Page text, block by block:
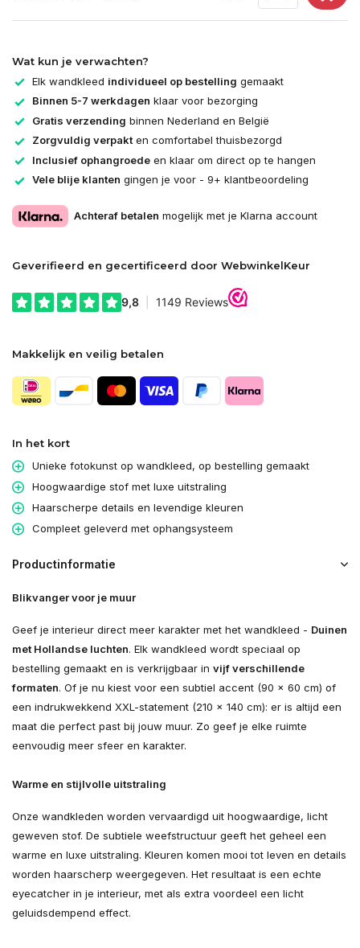
Wat kun je verwachten?
Elk wandkleed individueel op bestelling gemaakt
Binnen 5-7 werkdagen klaar voor bezorging
Gratis verzending binnen Nederland en België
Zorgvuldig verpakten comfortabel thuisbezorgd
Inclusief ophangroede en klaar om direct op te hangen
Vele blije klanten gingen je voor - 9+ klantbeoordeling
Achteraf betalen mogelijk met je Klarna account
Geverifieerd en gecertificeerd door WebwinkelKeur
Makkelijk en veilig betalen
In het kort
Unieke fotokunst op wandkleed, op bestelling gemaakt
Hoogwaardige stof met luxe uitstraling
Haarscherpe details en levendige kleuren
Compleet geleverd met ophangsysteem
Productinformatie
Blikvanger voor je muur
Geef je interieur direct meer karakter met het wandkleed - Duinen
met Hollandse luchten. Elk wandkleed wordt speciaal op
bestelling gemaakt en is verkrijgbaar in vijf verschillende
formaten. Of je nu kiest voor een subtiel accent (90 × 60 cm) of
een indrukwekkend XXL-statement (210 × 140 cm): er is altijd een
maat die perfect past bij jouw muur. Zo geef je elke ruimte
eenvoudig meer sfeer en karakter.
Warme en stijlvolle uitstraling
Onze wandkleden worden vervaardigd uit hoogwaardige, licht
geweven stof. De subtiele weefstructuur geeft het geheel een
warme en luxe uitstraling. Kleuren komen mooi tot leven en details
worden haarscherp weergegeven. Het resultaat is een echte
eyecatcher in je interieur, met als extra voordeel een licht
geluidsdempend effect.